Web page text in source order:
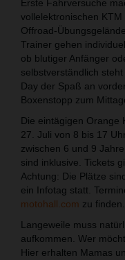
Erste Fahrversuche
vollelektronischen
Offroad-
Trainer gehen
ob blutiger Anfänger
selbstverständlich
Day der Spaß an
Boxenstopp zum
Die eintägigen Orange
27. Juli von 8 bis 17
zwischen 6 und 9
sind inklusive. Tickets
Achtung: Die Plätze
ein Infotag statt.
motohall.com zu finden.
Langeweile muss
aufkommen. Wer
Hier erhalten Mamas